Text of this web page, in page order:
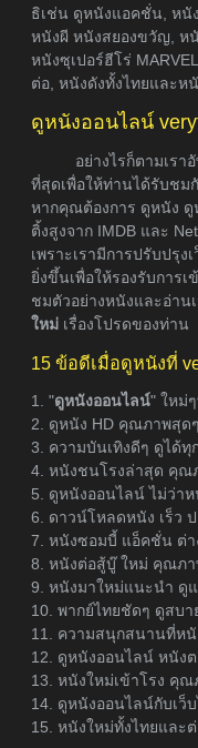
ธิเช่น ดูหนังแอคชั่น, หนั
หนังผี หนังสยองขวัญ, ห
หนังซุเปอร์ฮีโร่
ต่อ, หนังดังทั้งไทยและห
ดูหนังออนไลน์
อย่างไรก็ตามเรา
ที่สุดเพื่อให้ท่านได้รับชม
หากคุณต้องการ ดูหนัง
ติ้งสูงจาก IMDB และ
เพราะเรามีการปรับปรุ
ยิ่งขึ้นเพื่อให้รองรับการ
ชมตัวอย่างหนังและอ่าน
ใหม่ เรื่องโปรดของท่าน
15 ข้อดีเมื่อดูหนังที่
1. "ดูหนังออนไลน์" ใหม่
2. ดูหนัง HD คุณภาพสุด
3. ความบันเทิงดีๆ ดูได้ทุ
4. หนังชนโรงล่าสุด คุณ
5. ดูหนังออนไลน์ ไม่ว่าห
6. ดาวน์โหลดหนัง เร็ว
7. หนังซอมบี้ แอ็คชั่น ต่า
8. หนังต่อสู้บู๊ ใหม่ คุณภ
9. หนังมาใหม่แนะนำ ดู
10. พากย์ไทยชัดๆ ดูสบา
11. ความสนุกสนานที่ห
12. ดูหนังออนไลน์ หนัง
13. หนังใหม่เข้าโรง คุ
14. ดูหนังออนไลน์กับเว็
15. หนังใหม่ทั้งไทยและ